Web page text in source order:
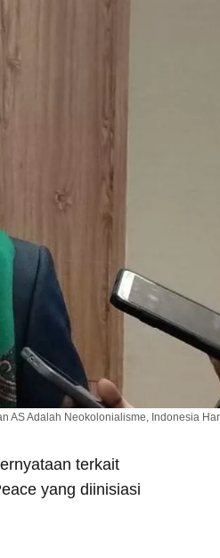
AS Adalah Neokolonialisme, Indonesia
terkait
yang diinisiasi